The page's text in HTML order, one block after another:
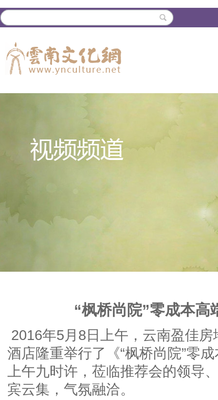
“枫桥尚院”零成本高
2016年5月8日上午，云南盈佳
酒店隆重举行了《“枫桥尚院”零
上午九时许，莅临推荐会的领导
宾云集，气氛融洽。